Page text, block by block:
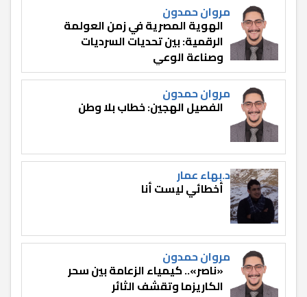
مروان حمدون
الهوية المصرية في زمن العولمة
الرقمية: بين تحديات السرديات
وصناعة الوعي
مروان حمدون
الفصيل الهجين: خطاب بلا وطن
د.بهاء عمار
أخطائي ليست أنا
مروان حمدون
«ناصر».. كيمياء الزعامة بين سحر
الكاريزما وتقشف الثائر